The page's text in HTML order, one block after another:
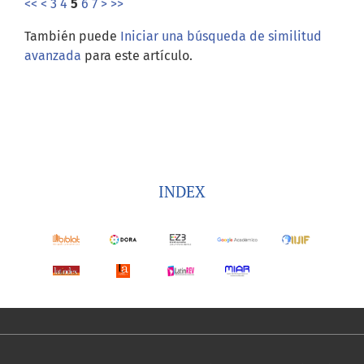
<< < 3 4 5 6 7 > >>
También puede Iniciar una búsqueda de similitud
avanzada para este artículo.
INDEX